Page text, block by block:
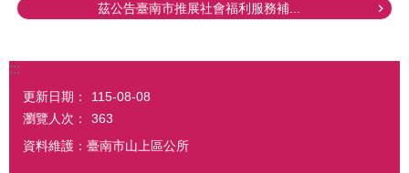
茲公告臺南市推展社會福利服務補...
:::
更新日期：
115-08-08
瀏覽人次：
363
資料維護：臺南市山上區公所